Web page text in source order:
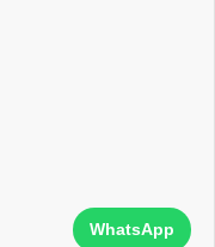
WhatsApp